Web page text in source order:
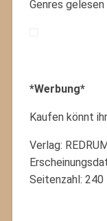
Genres gelesen
*Werbung*
Kaufen könnt
Verlag:
Seitenzahl: 240